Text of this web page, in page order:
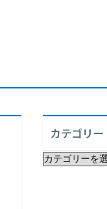
カテゴリー